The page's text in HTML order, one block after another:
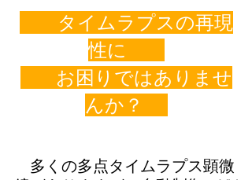
タイムラプスの再現
性に
お困りではありませ
んか？
多くの多点タイムラプス顕微